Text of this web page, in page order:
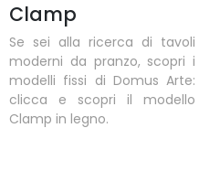
Clamp
Se sei alla ricerca di tavoli
moderni da pranzo, scopri i
modelli fissi di Domus Arte:
clicca e scopri il modello
Clamp in legno.